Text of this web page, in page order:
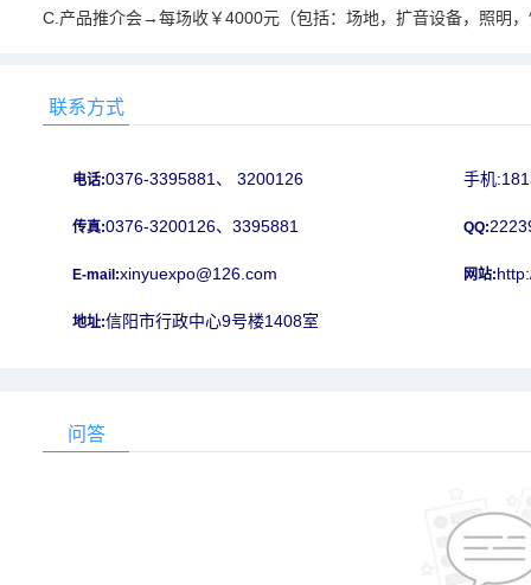
C.产品推介会→每场收￥4000元（包括：场地，扩音设备，照明
联系方式
电话:0376-3395881、 3200126 手机
传真:0376-3200126、3395881 QQ:
E-mail:xinyuexpo@126.com 网站:
地址:信阳市行政中心9号楼1408室
问答